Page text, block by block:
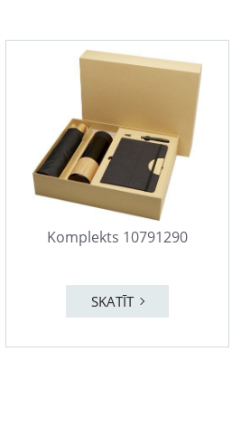
Komplekts 10791290
SKATĪT